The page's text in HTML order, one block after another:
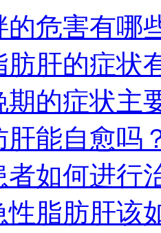
的危害有哪
肪肝的症状
期的症状主
肝能自愈吗
者如何进行
性脂肪肝该